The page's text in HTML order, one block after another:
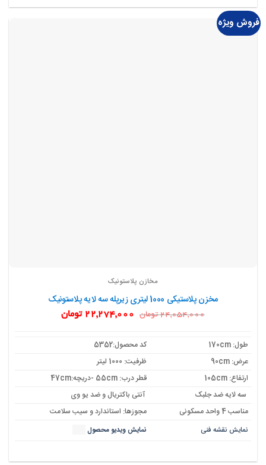
فروش ویژه
مخازن پلاستونیک
مخزن پلاستیکی 1000 لیتری زیرپله سه لایه پلاستونیک
24,054,000 تومان قیمت
اصلی:
بود.
22,274,000 تومانقیمت
فعلی:
طول: 170cm
کد محصول:5352
عرض: 90cm
ظرفیت: 1000 لیتر
ارتفاع: 105cm
قطر درب: 55cm -دریچه:47cm
سه لایه ضد جلبک
آنتی باکتریال و ضد یو وی
مناسب 4 واحد مسکونی
مجوزها: استاندارد و سیب سلامت
نمایش نقشه فنی نمایش ویدیو محصول